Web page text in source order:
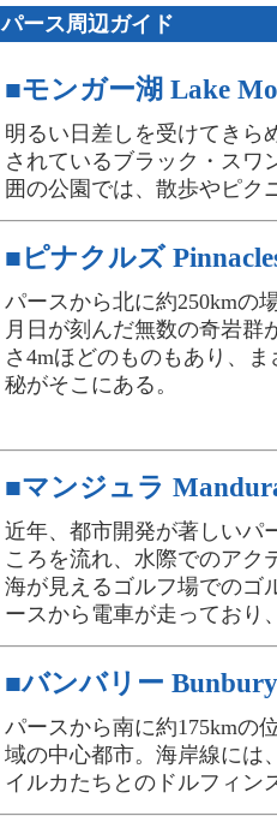
パース周辺ガイド
■モンガー湖 Lake
明るい日差しを受けてきら
されているブラック・スワ
囲の公園では、散歩やピク
■ピナクルズ
パースから北に約250kmの
月日が刻んだ無数の奇岩群
さ4mほどのものもあり、
秘がそこにある。
■マンジュラ
近年、都市開発が著しいパ
ころを流れ、水際でのアク
海が見えるゴルフ場でのゴ
ースから電車が走っており
■バンバリー Bunbury
パースから南に約175kmの
域の中心都市。海岸線には
イルカたちとのドルフィン